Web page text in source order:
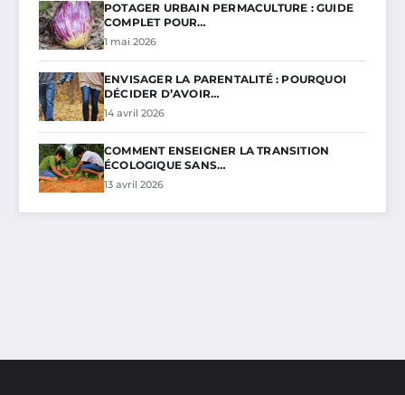
POTAGER URBAIN PERMACULTURE : GUIDE
COMPLET POUR…
1 mai 2026
ENVISAGER LA PARENTALITÉ : POURQUOI
DÉCIDER D’AVOIR…
14 avril 2026
COMMENT ENSEIGNER LA TRANSITION
ÉCOLOGIQUE SANS…
13 avril 2026